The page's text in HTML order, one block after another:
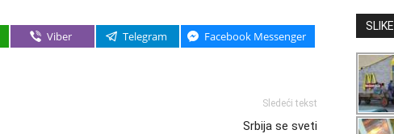
Viber Telegram Facebook Messenger
Sledeći tekst
Srbija se sveti
SLIKE